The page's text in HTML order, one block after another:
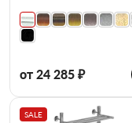
от 24 285 ₽
SALE